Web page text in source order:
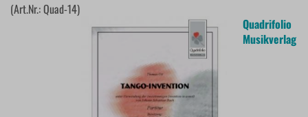
(Art.Nr.:Quad-14)
Quadrifolio
Musikverlag